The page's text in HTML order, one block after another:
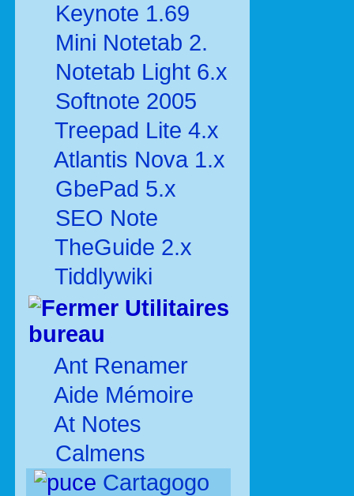
Keynote 1.69
Mini Notetab 2.
Notetab Light 6.x
Softnote 2005
Treepad Lite 4.x
Atlantis Nova 1.x
GbePad 5.x
SEO Note
TheGuide 2.x
Tiddlywiki
Utilitaires
bureau
Ant Renamer
Aide Mémoire
At Notes
Calmens
Cartagogo